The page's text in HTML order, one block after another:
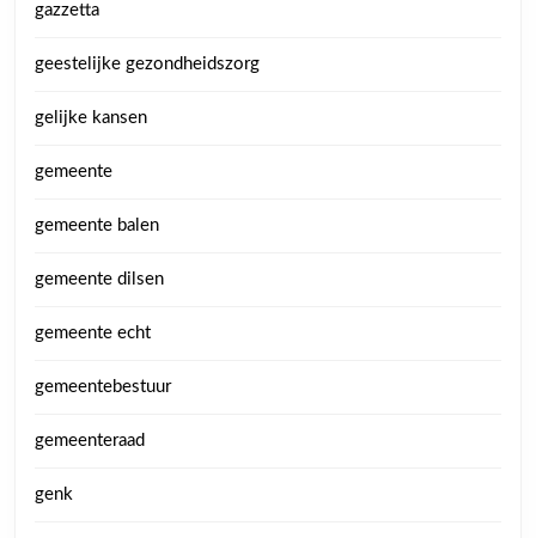
gazzetta
geestelijke gezondheidszorg
gelijke kansen
gemeente
gemeente balen
gemeente dilsen
gemeente echt
gemeentebestuur
gemeenteraad
genk